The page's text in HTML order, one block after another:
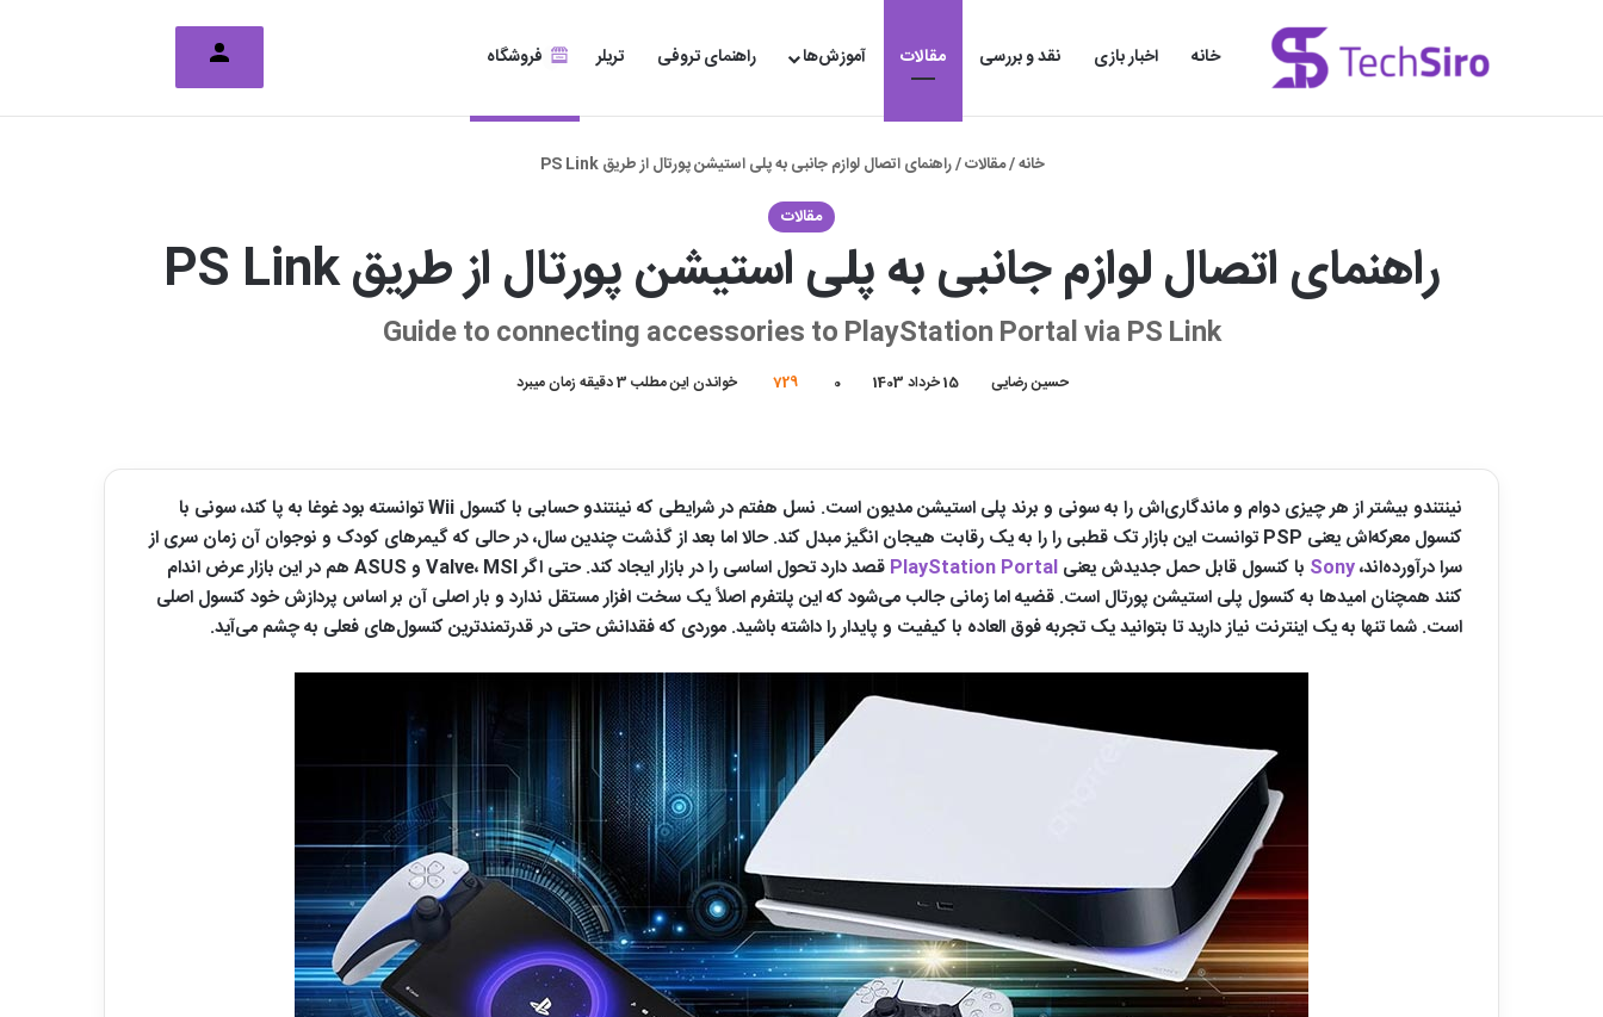
خانه اخبار بازی نقد و بررسی مقالات آموزش‌ها راهنمای تروفی تریلر فروشگاه
خانه/مقالات/راهنمای اتصال لوازم جانبی به پلی استیشن پورتال از طریق PS Link
مقالات
راهنمای اتصال لوازم جانبی به پلی استیشن پورتال از طریق PS Link
Guide to connecting accessories to PlayStation Portal via PS Link
حسین رضایی 15 خرداد 1403 0
729 خواندن این مطلب 3 دقیقه زمان میبرد
نینتندو بیشتر از هر چیزی دوام و ماندگاری‌اش را به سونی و برند پلی استیشن مدیون است. نسل هفتم در شرایطی که نینتندو حسابی با کنسول Wii توانسته بود غوغا به پا کند، سونی با
کنسول معرکه‌اش یعنی PSP توانست این بازار تک قطبی را را به یک رقابت هیجان انگیز مبدل کند. حالا اما بعد از گذشت چندین سال، در حالی که گیمرهای کودک و نوجوان آن زمان سری از
سرا درآورده‌اند،Sony با کنسول قابل حمل جدیدش یعنی PlayStation Portal
قصد دارد تحول اساسی را در بازار ایجاد کند. حتی اگر Valve، MSI و ASUS هم در این بازار عرض اندام
کنند همچنان امیدها به کنسول پلی استیشن پورتال است. قضیه اما زمانی جالب می‌شود که این پلتفرم اصلاً یک سخت افزار مستقل ندارد و بار اصلی آن بر اساس پردازش خود کنسول اصلی
است. شما تنها به یک اینترنت نیاز دارید تا بتوانید یک تجربه فوق العاده با کیفیت و پایدار را داشته باشید. موردی که فقدانش حتی در قدرتمندترین کنسول‌های فعلی به چشم می‌آید.